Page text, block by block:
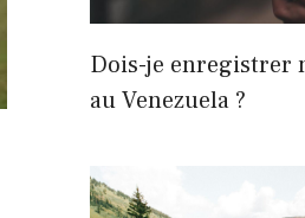
Dois-je enregistrer
au Venezuela ?